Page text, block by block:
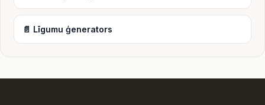
📄 Līgumu ģenerators